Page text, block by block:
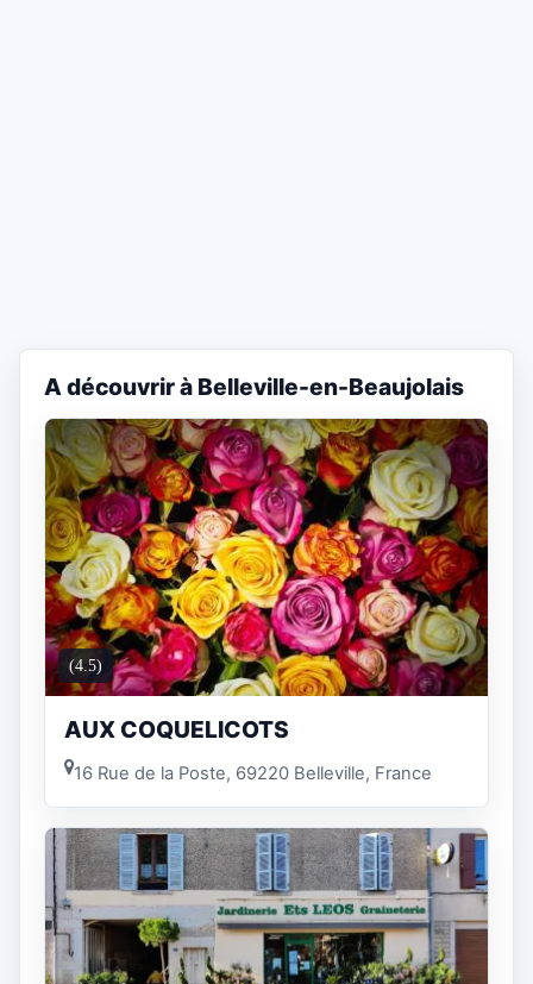
A découvrir à Belleville-en-Beaujolais
(4.5)
AUX COQUELICOTS
16 Rue de la Poste, 69220 Belleville, France